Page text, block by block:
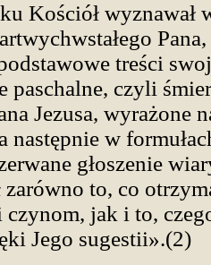
Kościół wyznawał
treści
paschalne, czyli
Jezusa, wyrażone
następnie w
głoszenie
zarówno to, co
jak i to,
Jego sugestii».(2)